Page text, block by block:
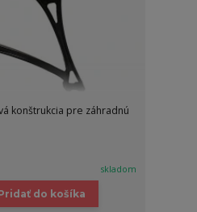
konštrukcia pre záhradnú
skladom
do košíka